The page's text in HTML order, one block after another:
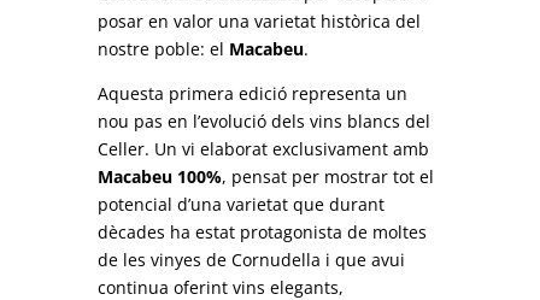
posar en valor una varietat històrica del
nostre poble: el Macabeu.
Aquesta primera edició representa un
nou pas en l’evolució dels vins blancs del
Celler. Un vi elaborat exclusivament amb
Macabeu 100%, pensat per mostrar tot el
potencial d’una varietat que durant
dècades ha estat protagonista de moltes
de les vinyes de Cornudella i que avui
continua oferint vins elegants,